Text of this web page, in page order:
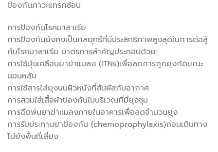
ป้องกันภาวะแทรกซ้อน
การป้องกันโรคมาลาเรีย
การป้องกันยังคงเป็นกลยุทธ์ที่มีประสิทธิภาพสูงสุดในการต่อสู้
กับโรคมาลาเรีย มาตรการสำคัญประกอบด้วย:
การใช้มุ้งเคลือบยาฆ่าแมลง (ITNs)เพื่อลดการถูกยุงกัดขณะ
นอนหลับ
การใช้สารไล่ยุงบนผิวหนังที่สัมผัสกับอากาศ
การสวมใส่เสื้อผ้าป้องกันในบริเวณที่มียุงชุม
การฉีดพ่นยาฆ่าแมลงภายในอาคารเพื่อลดจำนวนยุง
การรับประทานยาป้องกัน (chemoprophylaxis)ก่อนเดินทาง
ไปยังพื้นที่เสี่ยง